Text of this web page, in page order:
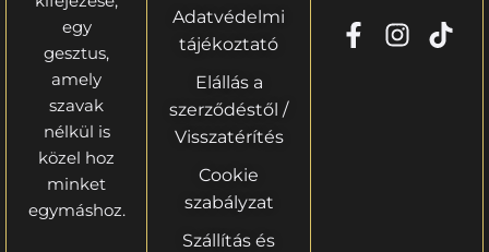
egy
gesztus,
amely
szavak
nélkül is
közel hoz
minket
egymáshoz.
Adatvédelmi
tájékoztató
Elállás a
szerződéstől /
Visszatérítés
Cookie
szabályzat
Szállítás és